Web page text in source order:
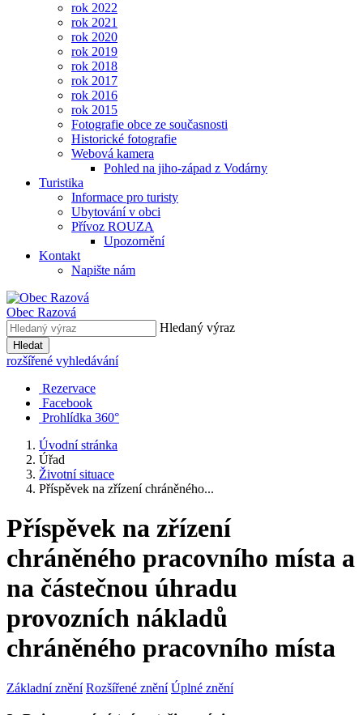
rok 2022
rok 2021
rok 2020
rok 2019
rok 2018
rok 2017
rok 2016
rok 2015
Fotografie obce ze současnosti
Historické fotografie
Webová kamera
Pohled na jiho-západ z Vodárny
Turistika
Informace pro turisty
Ubytování v obci
Přívoz ROUZA
Upozornění
Kontakt
Napište nám
Obec Razová
Hledaný výraz
Hledat
rozšířené vyhledávání
Rezervace
Facebook
Prohlídka 360°
Úvodní stránka
Úřad
Životní situace
Příspěvek na zřízení chráněného...
Příspěvek na zřízení
chráněného pracovního místa a
na částečnou úhradu
provozních nákladů
chráněného pracovního místa
Základní znění Rozšířené znění Úplné znění